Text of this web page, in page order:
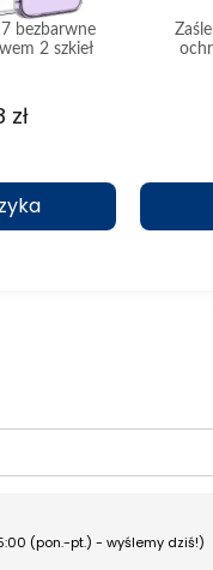
bezbarwne
2 szkieł
zł
(pon.-pt.) - wyślemy dziś!)